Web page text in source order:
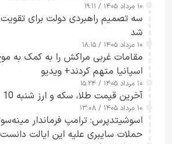
۱۰ مرداد ۱۴۰۵ / ۱۹:۱۱
سه تصمیم راهبردی دولت برای تقویت
شد
۱۰ مرداد ۱۴۰۵ / ۱۸:۱۵
مقامات غربی مراکش را به کمک به
اسپانیا متهم کردند+ ویدیو
۱۰ مرداد ۱۴۰۵ / ۱۵:۲۴
آخرین قیمت طلا، سکه و ارز شنبه 10 مرداد+ جدول
۱۰ مرداد ۱۴۰۵ / ۱۳:۰۸
اسوشیتدپرس: ترامپ فرماندار
حملات سایبری علیه این ایالت